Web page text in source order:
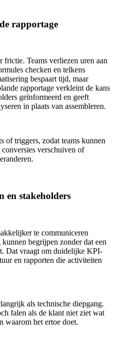
rapportage
frictie. Teams verliezen uren aan
checken en telkens
bespaart tijd, maar
rapportage verkleint de kans
geïnformeerd en geeft
in plaats van assembleren.
of triggers, zodat teams kunnen
verschuiven of
en stakeholders
te communiceren
begrijpen zonder dat een
Dat vraagt om duidelijke KPI-
en rapporten die activiteiten
als technische diepgang.
falen als de klant niet ziet wat
waarom het ertoe doet.